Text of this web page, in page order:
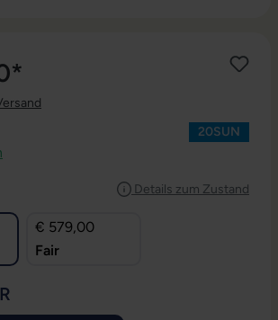
Bewertung von 5 von 5 Sternen
20SUN
Details zum Zustand
€ 579,00
Fair